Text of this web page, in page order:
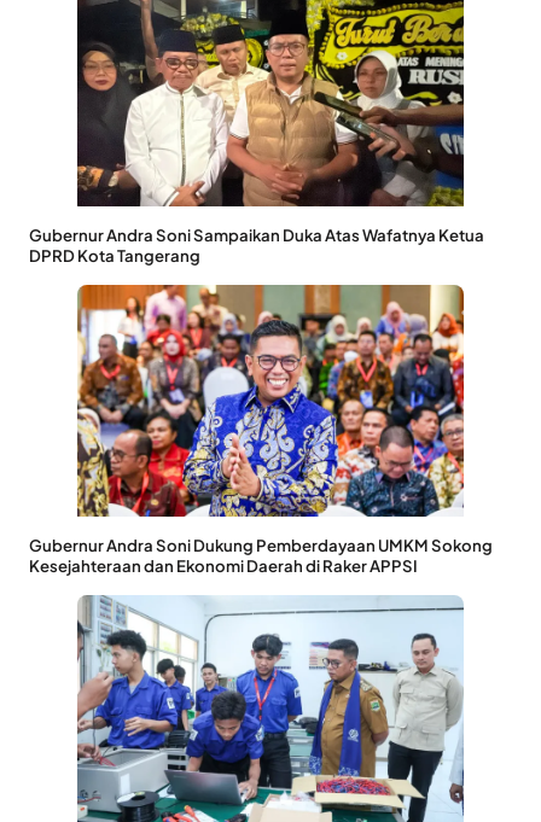
Gubernur Andra Soni Sampaikan Duka Atas Wafatnya Ketua
DPRD Kota Tangerang
Gubernur Andra Soni Dukung Pemberdayaan UMKM Sokong
Kesejahteraan dan Ekonomi Daerah di Raker APPSI